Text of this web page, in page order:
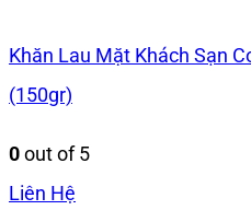
Khăn Lau Mặt Khách Sạn
(150gr)
0out of 5
Liên Hệ